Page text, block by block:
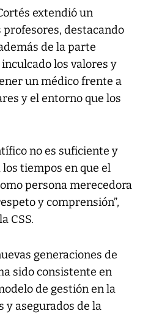
extendió un
destacando
de la parte
los valores y
un médico frente a
y el entorno que los
no es suficiente y
tiempos en que el
persona merecedora
y comprensión”,
CSS.
generaciones de
sido consistente en
de gestión en la
y asegurados de la